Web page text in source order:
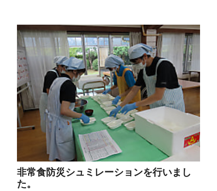
非常食防災シュミレーションを行いまし
た。